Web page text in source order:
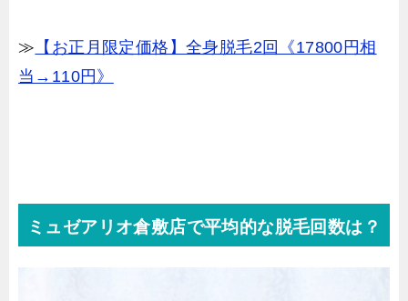
≫ 【お正月限定価格】全身脱毛2回《17800円相
当→110円》
ミュゼアリオ倉敷店で平均的な脱毛回数は？